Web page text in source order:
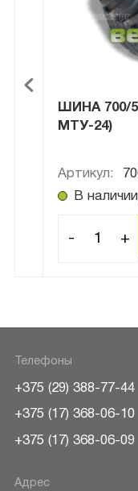
ШИНА 700/
МТУ-24)
Артикул:
В
- +
Телефоны
+375 (29) 388-77-44
+375 (17) 368-06-10
+375 (17) 368-06-09
Адрес